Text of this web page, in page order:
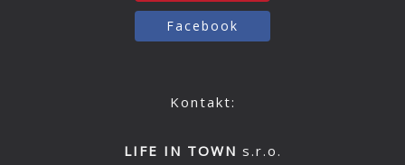
Facebook
Kontakt:
LIFE IN TOWN s.r.o.